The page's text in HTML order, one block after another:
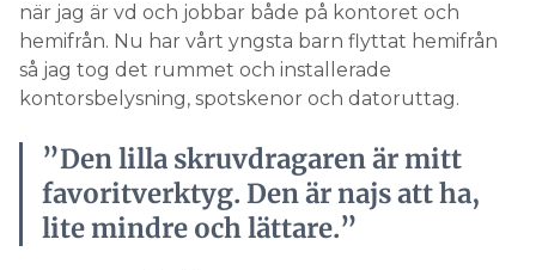
när jag är vd och jobbar både på kontoret och
hemifrån. Nu har vårt yngsta barn flyttat hemifrån
så jag tog det rummet och installerade
kontorsbelysning, spotskenor och datoruttag.
”Den lilla skruvdragaren är mitt
favoritverktyg. Den är najs att ha,
lite mindre och lättare.”